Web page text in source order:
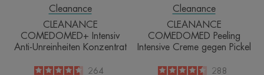
Cleanance
CLEANANCE
COMEDOMED+ Intensiv
Anti-Unreinheiten Konzentrat
4.6
/
5
264
Cleanance
CLEANANCE
COMEDOMED Peeling
Intensive Creme gegen Pickel
4.5
/
5
288